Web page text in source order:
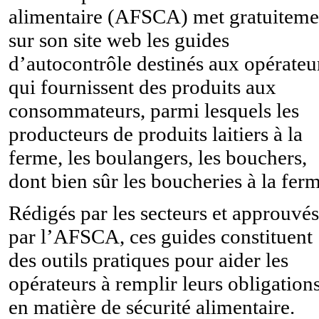
alimentaire (AFSCA) met
sur son site web les guides
d’autocontrôle destinés aux
qui fournissent des produits aux
consommateurs, parmi lesquels les
producteurs de produits laitiers à la
ferme, les boulangers, les bouchers,
dont bien sûr les boucheries à la
Rédigés par les secteurs et approuvés
par l’AFSCA, ces guides constituent
des outils pratiques pour aider les
opérateurs à remplir leurs
en matière de sécurité alimentaire.